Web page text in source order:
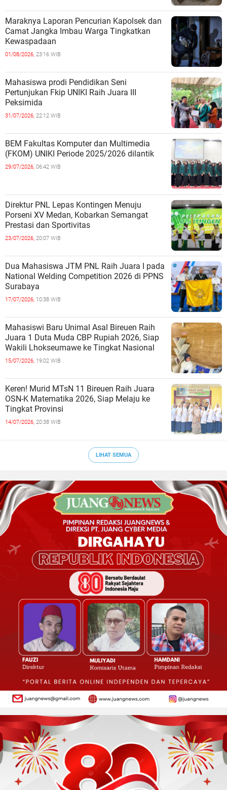
Maraknya Laporan Pencurian Kapolsek dan
Camat Jangka Imbau Warga Tingkatkan
Kewaspadaan
01/08/2026, 23:16 WIB
Mahasiswa prodi Pendidikan Seni
Pertunjukan Fkip UNIKI Raih Juara III
Peksimida
31/07/2026, 22:12 WIB
BEM Fakultas Komputer dan Multimedia
(FKOM) UNIKI Periode 2025/2026 dilantik
29/07/2026, 06:42 WIB
Direktur PNL Lepas Kontingen Menuju
Porseni XV Medan, Kobarkan Semangat
Prestasi dan Sportivitas
23/07/2026, 20:07 WIB
Dua Mahasiswa JTM PNL Raih Juara I pada
National Welding Competition 2026 di PPNS
Surabaya
17/07/2026, 10:38 WIB
Mahasiswi Baru Unimal Asal Bireuen Raih
Juara 1 Duta Muda CBP Rupiah 2026, Siap
Wakili Lhokseumawe ke Tingkat Nasional
15/07/2026, 19:02 WIB
Keren! Murid MTsN 11 Bireuen Raih Juara
OSN-K Matematika 2026, Siap Melaju ke
Tingkat Provinsi
14/07/2026, 20:38 WIB
LIHAT SEMUA